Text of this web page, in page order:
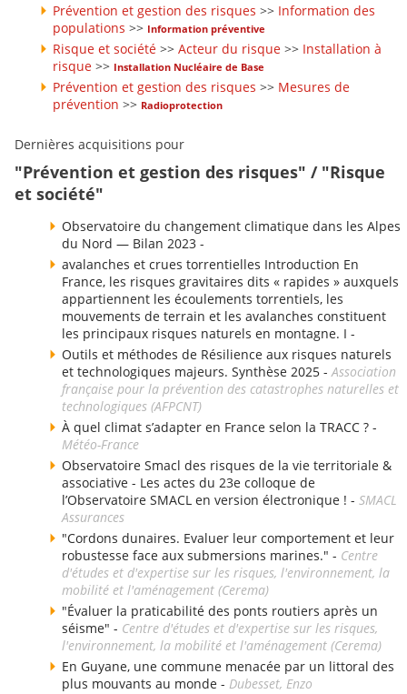
Prévention et gestion des risques >> Information des
populations >> Information préventive
Risque et société >> Acteur du risque >> Installation à
risque >> Installation Nucléaire de Base
Prévention et gestion des risques >> Mesures de
prévention >> Radioprotection
Dernières acquisitions pour
"Prévention et gestion des risques" / "Risque
et société"
Observatoire du changement climatique dans les Alpes
du Nord — Bilan 2023 -
avalanches et crues torrentielles Introduction En
France, les risques gravitaires dits « rapides » auxquels
appartiennent les écoulements torrentiels, les
mouvements de terrain et les avalanches constituent
les principaux risques naturels en montagne. I -
Outils et méthodes de Résilience aux risques naturels
et technologiques majeurs. Synthèse 2025 - Association
française pour la prévention des catastrophes naturelles et
technologiques (AFPCNT)
À quel climat s’adapter en France selon la TRACC ? -
Météo-France
Observatoire Smacl des risques de la vie territoriale &
associative - Les actes du 23e colloque de
l’Observatoire SMACL en version électronique ! - SMACL
Assurances
"Cordons dunaires. Evaluer leur comportement et leur
robustesse face aux submersions marines." - Centre
d'études et d'expertise sur les risques, l'environnement, la
mobilité et l'aménagement (Cerema)
"Évaluer la praticabilité des ponts routiers après un
séisme" - Centre d'études et d'expertise sur les risques,
l'environnement, la mobilité et l'aménagement (Cerema)
En Guyane, une commune menacée par un littoral des
plus mouvants au monde - Dubesset, Enzo